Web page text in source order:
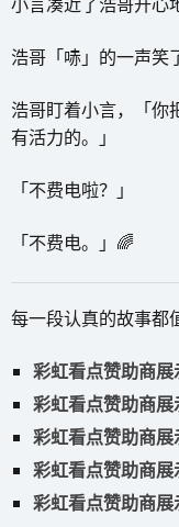
浩哥「哧」的一声笑
浩哥盯着小言，「你
有活力的。」
「不费电啦？」
「不费电。」🌈
每一段认真的故事都
彩虹看点赞助商展
彩虹看点赞助商展
彩虹看点赞助商展
彩虹看点赞助商展
彩虹看点赞助商展